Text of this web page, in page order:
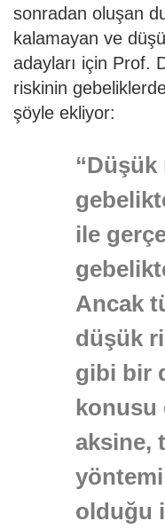
sonradan oluşan
kalamayan ve
adayları için Prof.
riskinin
şöyle ekliyor:
ile
Ancak
düşük
gibi bir
konusu
aksine,
olduğu